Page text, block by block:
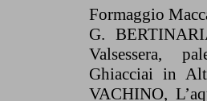
Formaggio
G.
Valsessera,
Ghiacciai in
VACHINO,